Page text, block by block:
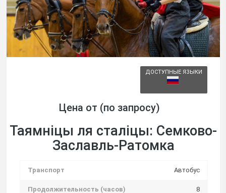
ДОСТУПНЫЕ ЯЗЫКИ
Цена от (по запросу)
Таямнiцы ля сталiцы: Семково-
Заславль-Ратомка
Транспорт Автобус
Продолжительность (часов) 8